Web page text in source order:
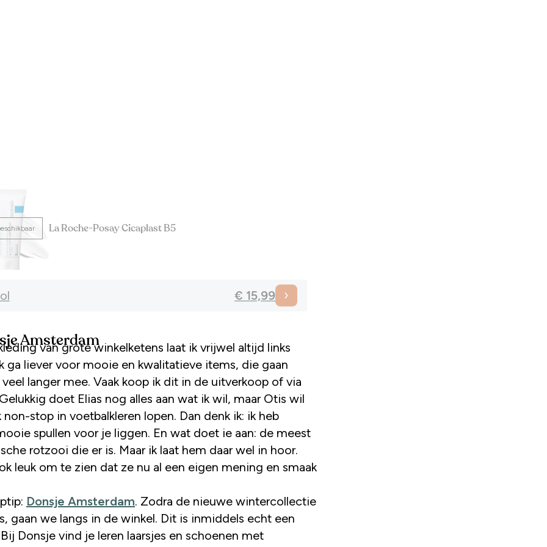
La Roche-Posay Cicaplast B5
€ 15,99
Amsterdam
van grote winkelketens laat ik vrijwel altijd links
ga liever voor mooie en kwalitatieve items, die gaan
langer mee. Vaak koop ik dit in de uitverkoop of via
doet Elias nog alles aan wat ik wil, maar Otis wil
stop in voetbalkleren lopen. Dan denk ik: ik heb
spullen voor je liggen. En wat doet ie aan: de meest
rotzooi die er is. Maar ik laat hem daar wel in hoor.
leuk om te zien dat ze nu al een eigen mening en smaak
Donsje Amsterdam. Zodra de nieuwe wintercollectie
gaan we langs in de winkel. Dit is inmiddels echt een
Donsje vind je leren laarsjes en schoenen met